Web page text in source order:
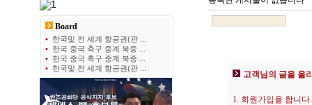
Board
• 한국및 전 세계 항공권(관 ...
• 한국 중국 축구 중계 북중 ...
• 한국 중국 축구 중계 북중 ...
• 한국및 전 세계 항공권(관 ...
고객님의 글을 올
1. 회원가입을 합니다.